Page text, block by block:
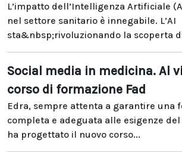
L’impatto dell’Intelligenza Artificiale
nel settore sanitario è innegabile. L’AI
sta&nbsp;rivoluzionando la scoperta
Social media in medicina. Al
corso di formazione Fad
Edra, sempre attenta a garantire una
completa e adeguata alle esigenze
ha progettato il nuovo corso...